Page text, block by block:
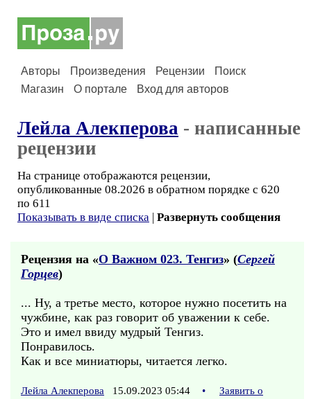
Авторы Произведения Рецензии
Поиск
Магазин
О портале Вход для авторов
Лейла Алекперова - написанные
рецензии
На странице отображаются рецензии,
опубликованные 08.2026 в обратном порядке с 620
по 611
Показывать в виде списка | Развернуть сообщения
Рецензия на «О Важном 023. Тенгиз» (Сергей
Горцев)
... Ну, а третье место, которое нужно посетить на
чужбине, как раз говорит об уважении к себе.
Это и имел ввиду мудрый Тенгиз.
Понравилось.
Как и все миниатюры, читается легко.
Лейла Алекперова 15.09.2023 05:44 •
Заявить о